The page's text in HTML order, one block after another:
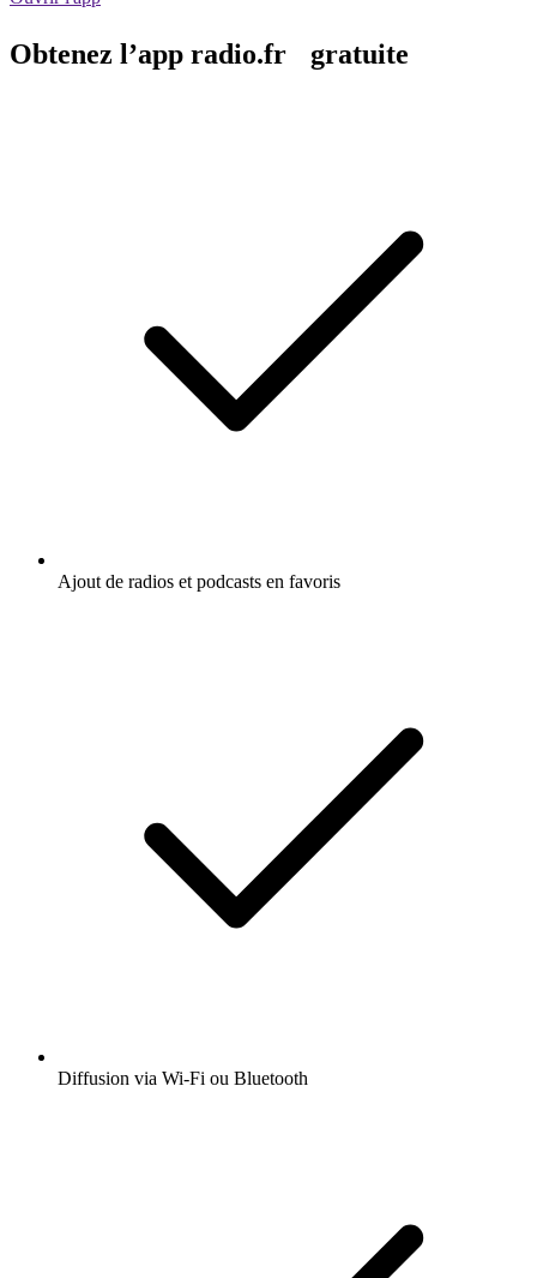
Obtenez l’app radio.fr gratuite
Ajout de radios et podcasts en favoris
Diffusion via Wi-Fi ou Bluetooth